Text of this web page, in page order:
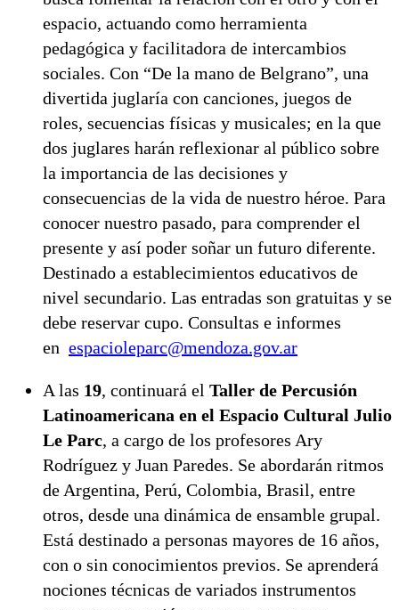
espacio, actuando como herramienta
pedagógica y facilitadora de intercambios
sociales. Con “De la mano de Belgrano”, una
divertida juglaría con canciones, juegos de
roles, secuencias físicas y musicales; en la que
dos juglares harán reflexionar al público sobre
la importancia de las decisiones y
consecuencias de la vida de nuestro héroe. Para
conocer nuestro pasado, para comprender el
presente y así poder soñar un futuro diferente.
Destinado a establecimientos educativos de
nivel secundario. Las entradas son gratuitas y se
debe reservar cupo. Consultas e informes
en espacioleparc@mendoza.gov.ar
A las 19, continuará el Taller de Percusión
Latinoamericana en el Espacio Cultural Julio
Le Parc, a cargo de los profesores Ary
Rodríguez y Juan Paredes. Se abordarán ritmos
de Argentina, Perú, Colombia, Brasil, entre
otros, desde una dinámica de ensamble grupal.
Está destinado a personas mayores de 16 años,
con o sin conocimientos previos. Se aprenderá
nociones técnicas de variados instrumentos